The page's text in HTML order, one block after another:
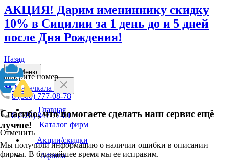
АКЦИЯ! Дарим имениннику скидку
10% в Сицилии за 1 день до и 5 дней
после Дня Рождения!
Назад
Выберите номер
8 (800) 777-08-78
8 (928) 847-77-81
Отменить
Спасибо, что помогаете сделать наш сервис ещё
лучше!
Мы получили информацию о наличии ошибки в описании
фирмы. В ближайшее время мы ее исправим.
Меню
Махачкала
Главная
Каталог фирм
Акции/скидки
Афиша